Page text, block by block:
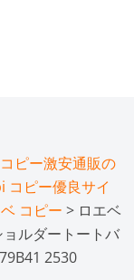
ピー激安通販の
コピー優良サイ
コピー > ロエベ
ョルダートートバ
2530